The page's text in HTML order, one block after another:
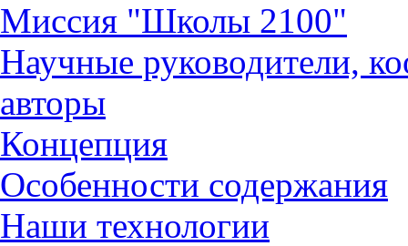
Миссия "Школы 2100"
Научные руководители,
авторы
Концепция
Особенности содержания
Наши технологии